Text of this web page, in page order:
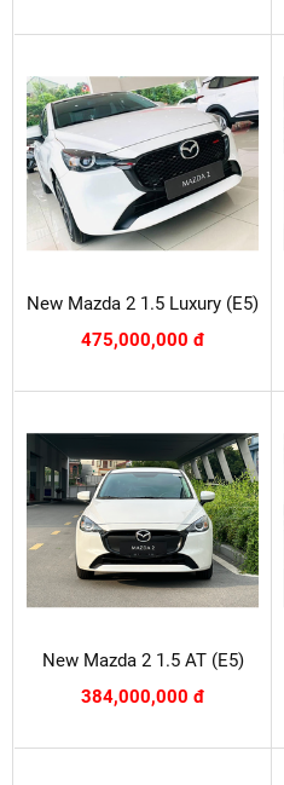
New Mazda 2 1.5 Luxury (E5)
475,000,000 đ
New Mazda 2 1.5 AT (E5)
384,000,000 đ